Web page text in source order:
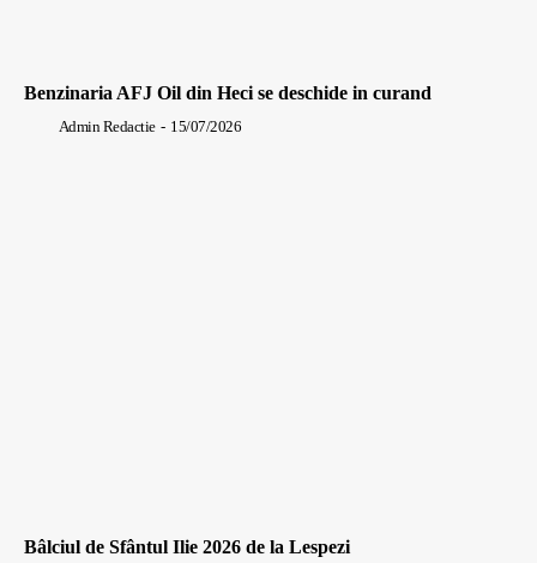
Benzinaria AFJ Oil din Heci se deschide in curand
Admin Redactie - 15/07/2026
Bâlciul de Sfântul Ilie 2026 de la Lespezi